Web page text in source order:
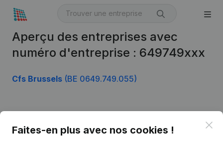
Aperçu des entreprises avec
numéro d'entreprise : 649749xxx
Cfs Brussels (BE 0649.749.055)
Faites-en plus avec nos cookies !
Informations d’entreprise